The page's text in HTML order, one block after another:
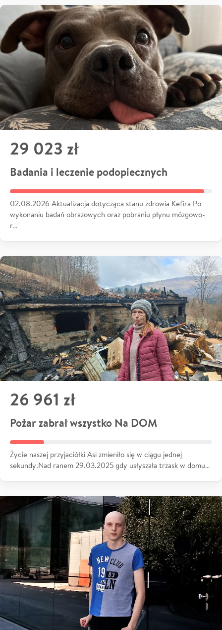
29 023 zł
Badania i leczenie podopiecznych
02.08.2026 Aktualizacja dotycząca stanu zdrowia Kefira Po
wykonaniu badań obrazowych oraz pobraniu płynu mózgowo-
r…
26 961 zł
Pożar zabrał wszystko Na DOM
Życie naszej przyjaciółki Asi zmieniło się w ciągu jednej
sekundy.Nad ranem 29.03.2025 gdy usłyszała trzask w domu…